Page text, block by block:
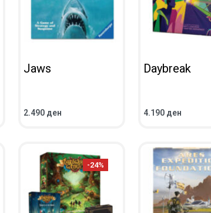
Jaws
2.490 ден
ВО КОШНИЧКА
Daybreak
4.190 ден
ВО КОШНИЧКА
-24%